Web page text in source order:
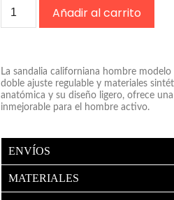
Añadir al carrito
La sandalia californiana hombre
doble ajuste regulable y materiales
anatómica y su diseño ligero, ofrece
inmejorable para el hombre activo.
ENVÍOS
MATERIALES